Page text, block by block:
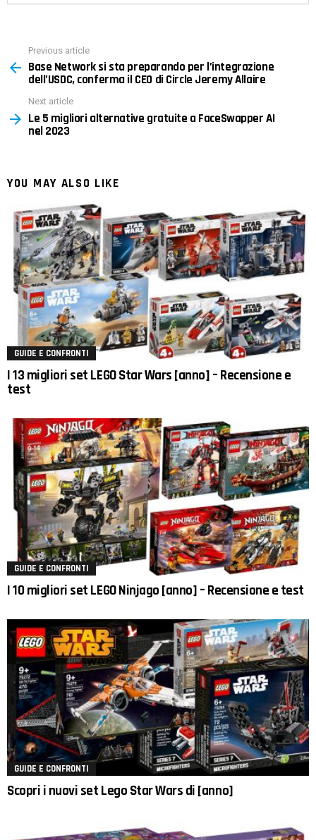
more
Previous article
Base Network si sta preparando per l’integrazione
dell’USDC, conferma il CEO di Circle Jeremy Allaire
Next article
Le 5 migliori alternative gratuite a FaceSwapper AI
nel 2023
YOU MAY ALSO LIKE
GUIDE E CONFRONTI
I 13 migliori set LEGO Star Wars [anno] – Recensione e
test
GUIDE E CONFRONTI
I 10 migliori set LEGO Ninjago [anno] – Recensione e test
GUIDE E CONFRONTI
Scopri i nuovi set Lego Star Wars di [anno]